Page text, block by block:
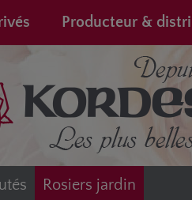
la navigation principale
Producteur &
Rosiers jardin